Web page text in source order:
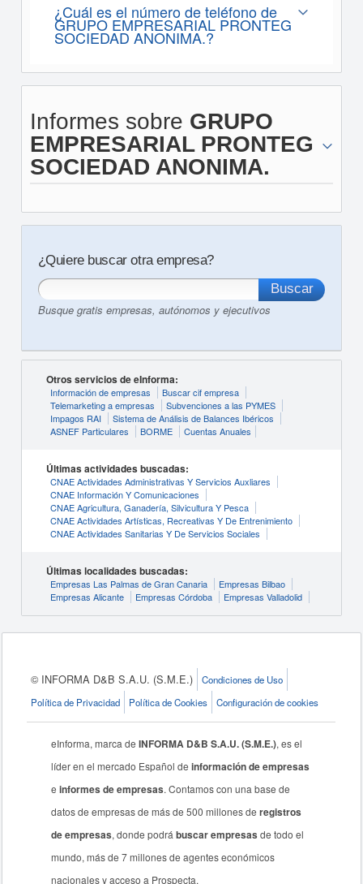
¿Cuál es el número de teléfono de
GRUPO EMPRESARIAL PRONTEG
SOCIEDAD ANONIMA.?
Informes sobre GRUPO
EMPRESARIAL PRONTEG
SOCIEDAD ANONIMA.
¿Quiere buscar otra empresa?
Busque gratis empresas, autónomos y ejecutivos
Otros servicios de eInforma:
Información de empresas
Buscar cif empresa
Telemarketing a empresas
Subvenciones a las PYMES
Impagos RAI
Sistema de Análisis de Balances Ibéricos
ASNEF Particulares
BORME Cuentas Anuales
Últimas actividades buscadas:
CNAE Actividades Administrativas Y Servicios Auxliares
CNAE Información Y Comunicaciones
CNAE Agricultura, Ganadería, Silvicultura Y Pesca
CNAE Actividades Artísticas, Recreativas Y De Entrenimiento
CNAE Actividades Sanitarias Y De Servicios Sociales
Últimas localidades buscadas:
Empresas Las Palmas de Gran Canaria
Empresas Bilbao
Empresas Alicante
Empresas Córdoba Empresas Valladolid
© INFORMA D&B S.A.U. (S.M.E.)
Condiciones de Uso
Política de Privacidad
Política de Cookies Configuración de cookies
eInforma, marca deINFORMA D&B S.A.U. (S.M.E.), es el
líder en el mercado Español deinformación de empresas
einformes de empresas. Contamos con una base de
datos de empresas de más de 500 millones deregistros
de empresas, donde podrábuscar empresas de todo el
mundo, más de 7 millones de agentes económicos
nacionales y acceso a Prospecta.